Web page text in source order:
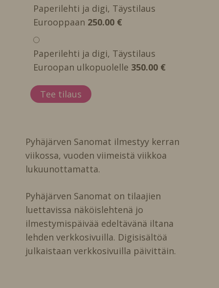
Paperilehti ja digi, Täystilaus
Eurooppaan 250.00 €
Paperilehti ja digi, Täystilaus
Euroopan ulkopuolelle 350.00 €
Pyhäjärven Sanomat ilmestyy kerran
viikossa, vuoden viimeistä viikkoa
lukuunottamatta.
Pyhäjärven Sanomat on tilaajien
luettavissa näköislehtenä jo
ilmestymispäivää edeltävänä iltana
lehden verkkosivuilla. Digisisältöä
julkaistaan verkkosivuilla päivittäin.